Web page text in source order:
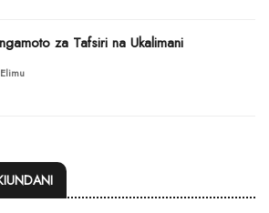
za Tafsiri na Ukalimani
Elimu